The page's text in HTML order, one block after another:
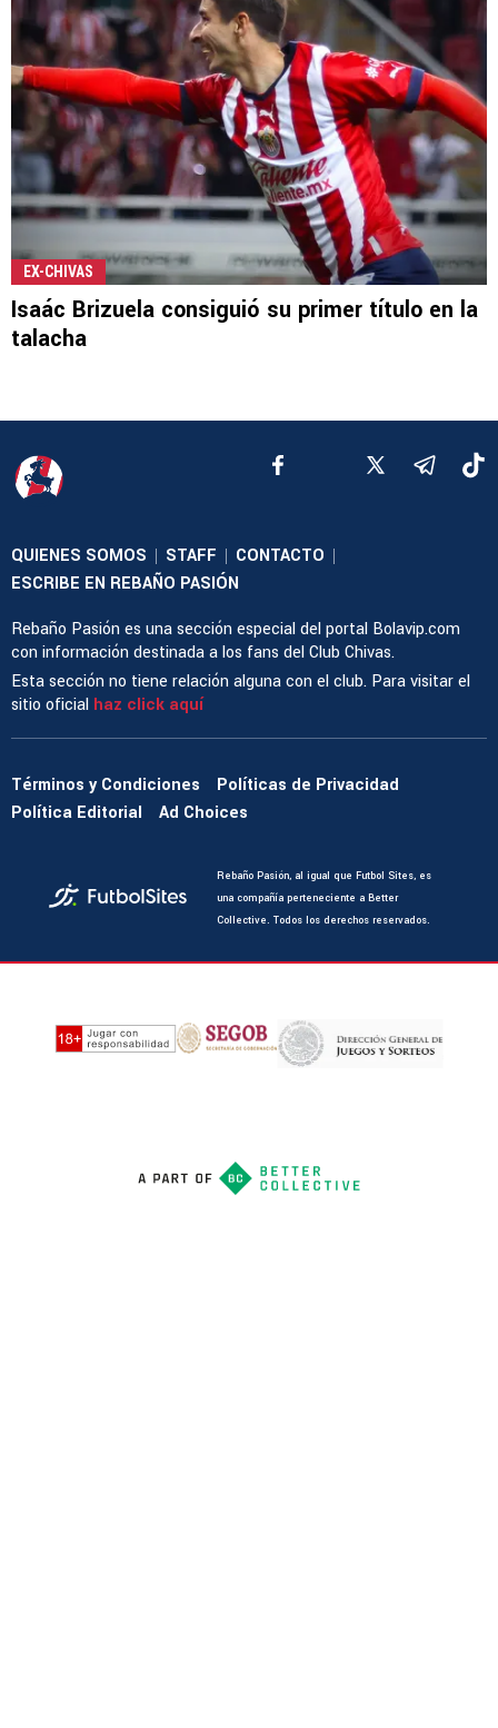
EX-CHIVAS
Isaác Brizuela consiguió su primer título en la
talacha
QUIENES SOMOS | STAFF | CONTACTO |
ESCRIBE EN REBAÑO PASIÓN
Rebaño Pasión es una sección especial del portal Bolavip.com
con información destinada a los fans del Club Chivas.
Esta sección no tiene relación alguna con el club. Para visitar el
sitio oficial haz click aquí
Términos y Condiciones
Políticas de Privacidad
Política Editorial
Ad Choices
Rebaño Pasión, al igual que Futbol Sites, es
una compañía perteneciente a Better
Collective. Todos los derechos reservados.